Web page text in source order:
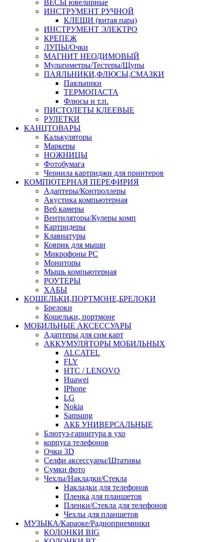
ВЕСЫ ювелирные
ИНСТРУМЕНТ РУЧНОЙ
КЛЕЩИ (витая пара)
ИНСТРУМЕНТ ЭЛЕКТРО
КРЕПЕЖ
ЛУПЫ/Очки
МАГНИТ НЕОДИМОВЫЙ
Мультиметры/Тестеры/Щупы
ПАЯЛЬНИКИ,ФЛЮСЫ,СМАЗКИ
Паяльники
ТЕРМОПАСТА
Флюсы и т.п.
ПИСТОЛЕТЫ КЛЕЕВЫЕ
РУЛЕТКИ
КАНЦТОВАРЫ
Калькуляторы
Маркеры
НОЖНИЦЫ
Фотобумага
Чернила картриджи для принтеров
КОМПЮТЕРНАЯ ПЕРЕФИРИЯ
Адаптеры/Контроллеры
Акустика компьютерная
Веб камеры
Вентиляторы/Кулеры комп
Картридеры
Клавиатуры
Коврик для мыши
Микрофоны PC
Мониторы
Мышь компьютерная
РОУТЕРЫ
ХАБЫ
КОШЕЛЬКИ,ПОРТМОНЕ,БРЕЛОКИ
Брелоки
Кошельки, портмоне
МОБИЛЬНЫЕ АКСЕССУАРЫ
Адаптеры для сим карт
АККУМУЛЯТОРЫ МОБИЛЬНЫХ
ALCATEL
FLY
HTC / LENOVO
Huawei
IPhone
LG
Nokia
Samsung
АКБ УНИВЕРСАЛЬНЫЕ
Блютуз-гарнитура в ухо
корпуса телефонов
Очки 3D
Селфи аксессуары/Штативы
Сумки фото
Чехлы/Накладки/Стекла
Накладки для телефонов
Пленка для планшетов
Пленки/Стекла для телефонов
Чехлы для планшетов
МУЗЫКА/Караоке/Радиоприемники
КОЛОНКИ BIG